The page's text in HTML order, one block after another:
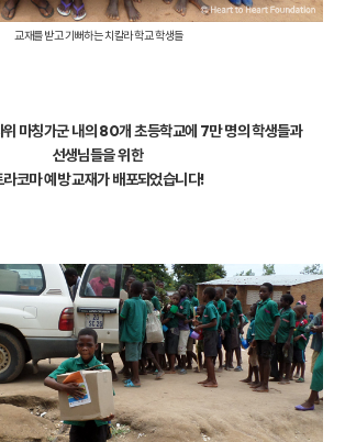
교재를 받고 기뻐하는 치칼라 학교 학생들
마칭가군 내의 80개 초등학교에 7만 명의 학생들과
선생님들을 위한
라코마 예방 교재가 배포되었습니다!